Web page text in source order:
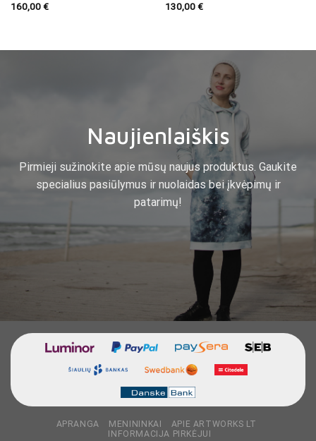
160,00€
130,00€
Naujienlaiškis
Pirmieji sužinokite apie mūsų naujus produktus. Gaukite
specialius pasiūlymus ir nuolaidas bei įkvėpimų ir
patarimų!
APRANGA MENININKAI
APIE ARTWORKS LT
INFORMACIJA PIRKĖJUI